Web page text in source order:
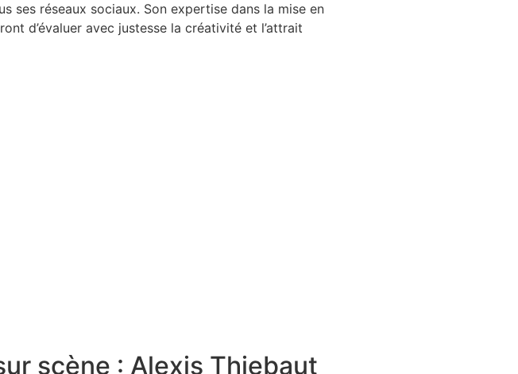
ses réseaux sociaux. Son expertise dans la mise en
d’évaluer avec justesse la créativité et l’attrait
scène : Alexis Thiebaut